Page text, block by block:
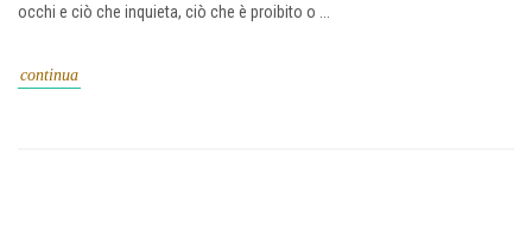
occhi e ciò che inquieta, ciò che è proibito o ...
continua